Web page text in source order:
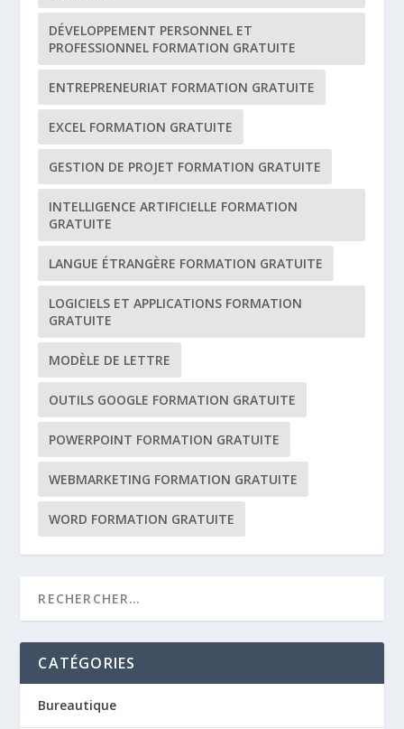
DÉVELOPPEMENT PERSONNEL ET
PROFESSIONNEL FORMATION GRATUITE
ENTREPRENEURIAT FORMATION GRATUITE
EXCEL FORMATION GRATUITE
GESTION DE PROJET FORMATION GRATUITE
INTELLIGENCE ARTIFICIELLE FORMATION
GRATUITE
LANGUE ÉTRANGÈRE FORMATION GRATUITE
LOGICIELS ET APPLICATIONS FORMATION
GRATUITE
MODÈLE DE LETTRE
OUTILS GOOGLE FORMATION GRATUITE
POWERPOINT FORMATION GRATUITE
WEBMARKETING FORMATION GRATUITE
WORD FORMATION GRATUITE
CATÉGORIES
Bureautique